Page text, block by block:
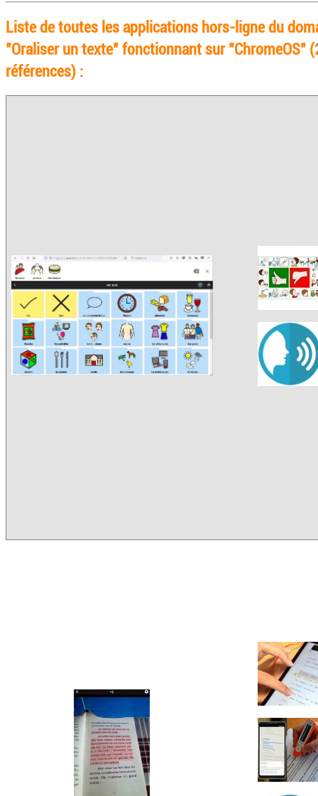
Liste de toutes les applications hors-ligne du
"Oraliser un texte" fonctionnant sur "ChromeOS"
références) :